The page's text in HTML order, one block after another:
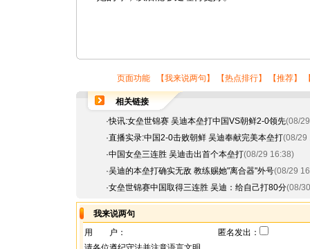
页面功能 【我来说两句 】 【热点排行】 【推荐】
相关链接
·快讯:女垒世锦赛 吴迪本垒打中国VS朝鲜2-0领先(08/
·直播实录:中国2-0击败朝鲜 吴迪奉献完美本垒打(08/29
·中国女垒三连胜 吴迪击出首个本垒打(08/29 16:38)
·吴迪的本垒打确实无敌 教练赐她"离合器"外号(08/29
·女垒世锦赛中国取得三连胜 吴迪：给自己打80分(08/
我来说两句
用 户：
匿名发出：